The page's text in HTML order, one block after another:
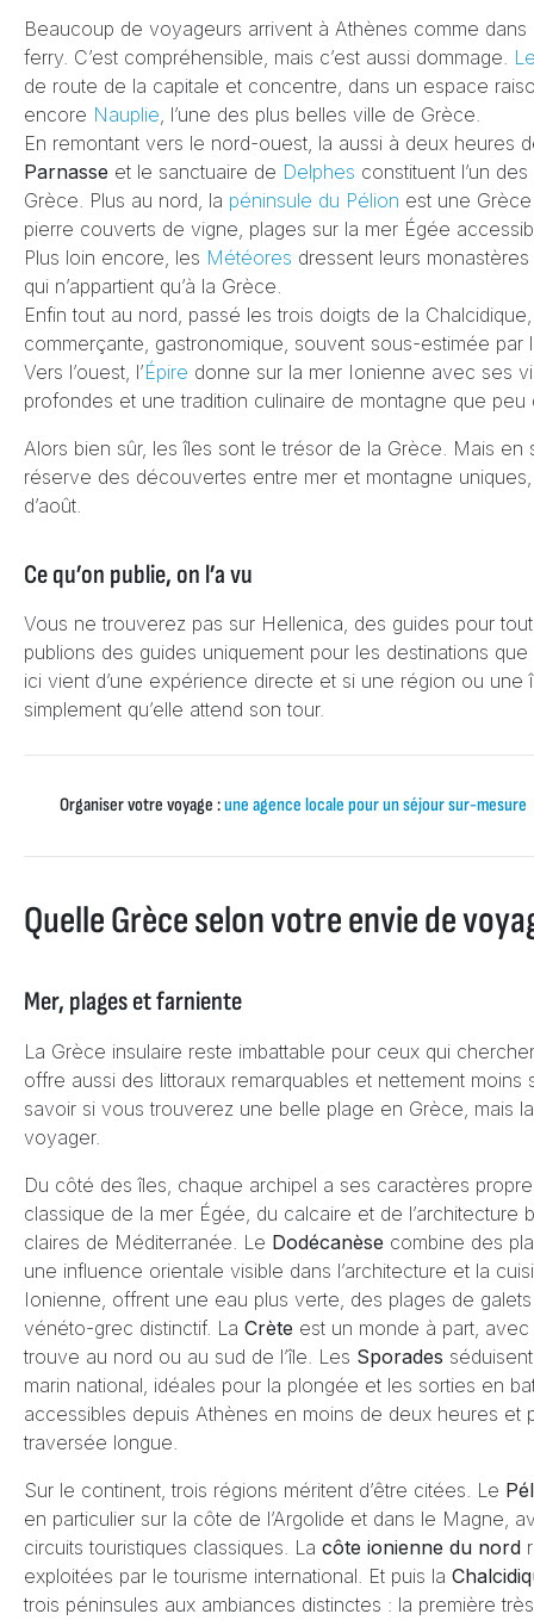
Beaucoup de voyageurs arrivent à Athènes comme dans
ferry. C’est compréhensible, mais c’est aussi dommage.
de route de la capitale et concentre, dans un espace
encore Nauplie , l’une des plus belles ville de Grèce.
En remontant vers le nord-ouest, la aussi à deux heures
Parnasse et le sanctuaire de Delphes constituent l’un
Grèce. Plus au nord, la péninsule du Pélion est une
pierre couverts de vigne, plages sur la mer Égée
Plus loin encore, les Météores dressent leurs
qui n’appartient qu’à la Grèce.
Enfin tout au nord, passé les trois doigts de la
commerçante, gastronomique, souvent sous-estimée
Vers l’ouest, l’Épire donne sur la mer Ionienne avec ses
profondes et une tradition culinaire de montagne que
Alors bien sûr, les îles sont le trésor de la Grèce. Mais en
réserve des découvertes entre mer et montagne
d’août.
Ce qu’on publie, on l’a vu
Vous ne trouverez pas sur Hellenica, des guides pour
publions des guides uniquement pour les destinations
ici vient d’une expérience directe et si une région ou une
simplement qu’elle attend son tour.
Organiser votre voyage :une agence locale pour un séjour sur-mesure
Quelle Grèce selon votre envie de
Mer, plages et farniente
La Grèce insulaire reste imbattable pour ceux qui
offre aussi des littoraux remarquables et nettement moins
savoir si vous trouverez une belle plage en Grèce, mais
voyager.
Du côté des îles, chaque archipel a ses caractères
classique de la mer Égée, du calcaire et de
claires de Méditerranée. Le Dodécanèse combine des
une influence orientale visible dans l’architecture et la
Ionienne, offrent une eau plus verte, des plages de
vénéto-grec distinctif. La Crète est un monde à part,
trouve au nord ou au sud de l’île. Les Sporades
marin national, idéales pour la plongée et les sorties en
accessibles depuis Athènes en moins de deux heures et
traversée longue.
Sur le continent, trois régions méritent d’être citées. Le
en particulier sur la côte de l’Argolide et dans le Magne,
circuits touristiques classiques. La côte ionienne du nord
exploitées par le tourisme international. Et puis la
trois péninsules aux ambiances distinctes : la première